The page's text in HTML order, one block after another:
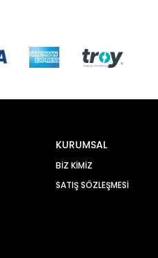
KURUMSAL
BİZ KİMİZ
SATIŞ SÖZLEŞMESİ